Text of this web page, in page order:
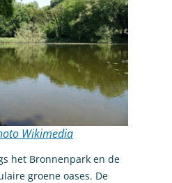
Wikimedia
het Bronnenpark en de
groene oases. De